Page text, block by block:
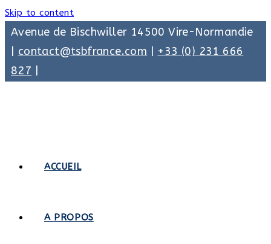
Skip to content
Avenue de Bischwiller 14500 Vire-Normandie
contact@tsbfrance.com
+33 (0) 231 666
827
ACCUEIL
A PROPOS